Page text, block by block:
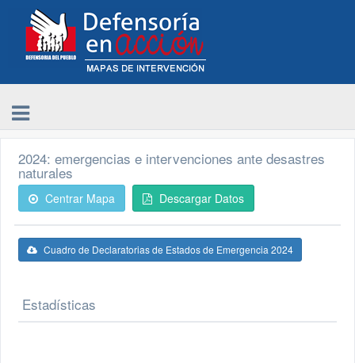
2024: emergencias e intervenciones ante desastres
naturales
Centrar Mapa Descargar Datos
Cuadro de Declaratorias de Estados de Emergencia 2024
Estadísticas